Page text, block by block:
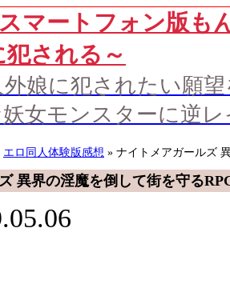
スマートフォン版も
犯される～
外娘に犯されたい願
女モンスターに逆
エロ同人体験版感想 » ナイトメアガールズ
異界の淫魔を倒して街を守る